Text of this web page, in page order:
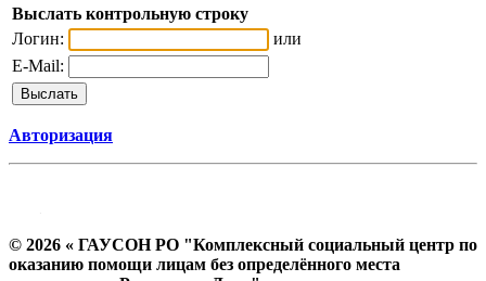
Выслать контрольную строку
Логин:
или
E-Mail:
Авторизация
© 2026 « ГАУСОН РО "Комплексный социальный центр по
оказанию помощи лицам без определённого места